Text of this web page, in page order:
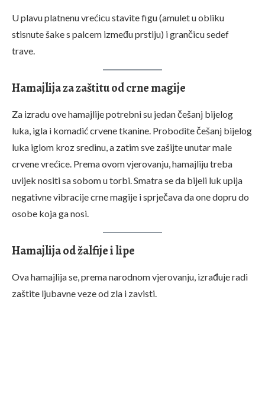
U plavu platnenu vrećicu stavite figu (amulet u obliku
stisnute šake s palcem između prstiju) i grančicu sedef
trave.
Hamajlija za zaštitu od crne magije
Za izradu ove hamajlije potrebni su jedan češanj bijelog
luka, igla i komadić crvene tkanine. Probodite češanj bijelog
luka iglom kroz sredinu, a zatim sve zašijte unutar male
crvene vrećice. Prema ovom vjerovanju, hamajliju treba
uvijek nositi sa sobom u torbi. Smatra se da bijeli luk upija
negativne vibracije crne magije i sprječava da one dopru do
osobe koja ga nosi.
Hamajlija od žalfije i lipe
Ova hamajlija se, prema narodnom vjerovanju, izrađuje radi
zaštite ljubavne veze od zla i zavisti.